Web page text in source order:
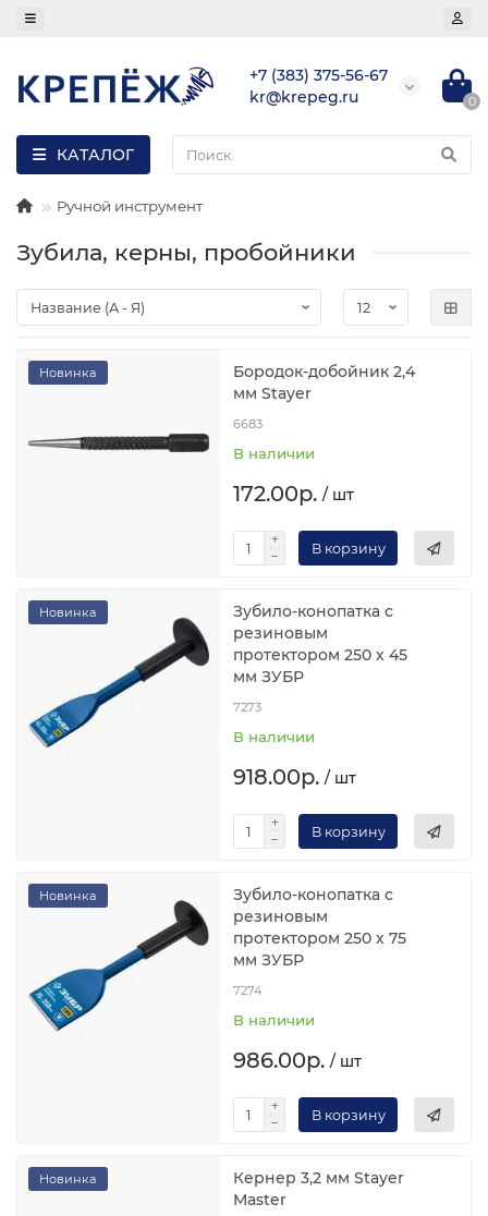
+7 (383) 375-56-67
kr@krepeg.ru
0
КАТАЛОГ
Ручной инструмент
Зубила, керны, пробойники
Новинка
Бородок-добойник 2,4
мм Stayer
6683
В наличии
172.00р. / шт
В корзину
Новинка
Зубило-конопатка с
резиновым
протектором 250 х 45
мм ЗУБР
7273
В наличии
918.00р. / шт
В корзину
Новинка
Зубило-конопатка с
резиновым
протектором 250 х 75
мм ЗУБР
7274
В наличии
986.00р. / шт
В корзину
Новинка
Кернер 3,2 мм Stayer
Master